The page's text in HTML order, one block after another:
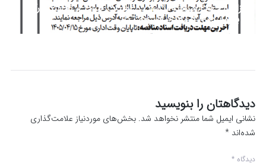
مزایده جهت سرمایه‌گذاری در عملیات طراحی، تجهیز کارگاه
و بهره برداری از معدن قینرجه تکاب
دیدگاهتان را بنویسید
نشانی ایمیل شما منتشر نخواهد شد. بخش‌های موردنیاز علامت‌گذاری
شده‌اند *
دیدگاه *